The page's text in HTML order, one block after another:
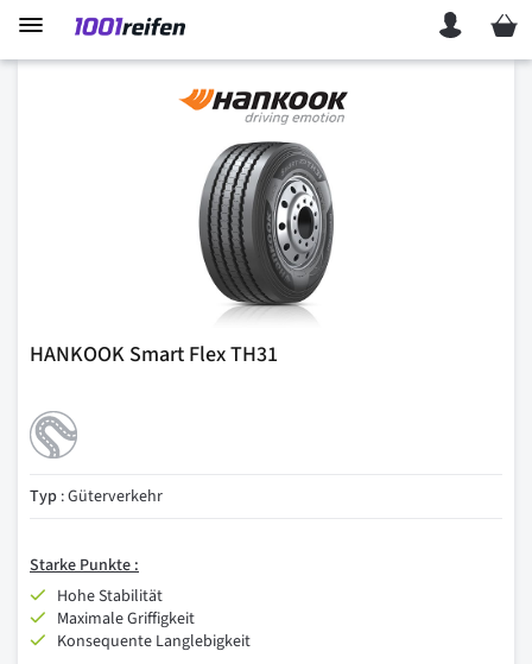
Mein
HANKOOK Smart Flex TH31
Typ : Güterverkehr
Starke Punkte :
Hohe Stabilität
Maximale Griffigkeit
Konsequente Langlebigkeit